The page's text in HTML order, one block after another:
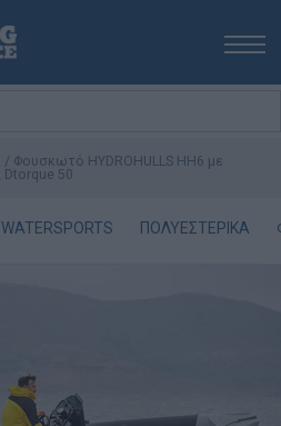
SHOW 2025
/ Φουσκωτό HYDROHULLS HH6 με
Dtorque 50
WATERSPORTS ΠΟΛΥΕΣΤΕΡΙΚΑ